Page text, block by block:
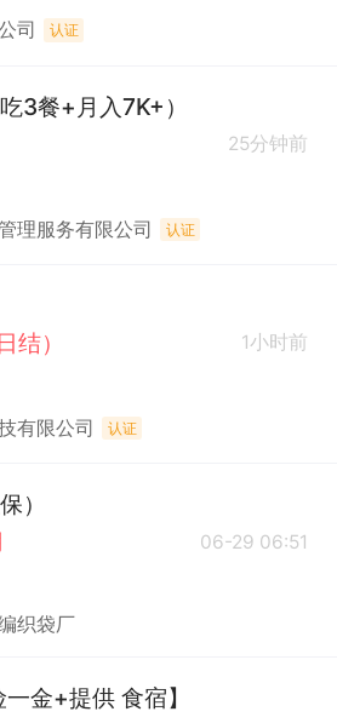
司 认证
3餐+月入7K+）
25分钟前
理服务有限公司 认证
）
1小时前
有限公司 认证
）
06-29 06:51
织袋厂
金+提供 食宿】